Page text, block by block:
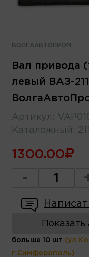
ВОЛГААВТОПРОМ
Вал привода
левый ВАЗ-
Артикул :
Каталожный :
1300.00
-
больше 10 шт
г.Симферополь)